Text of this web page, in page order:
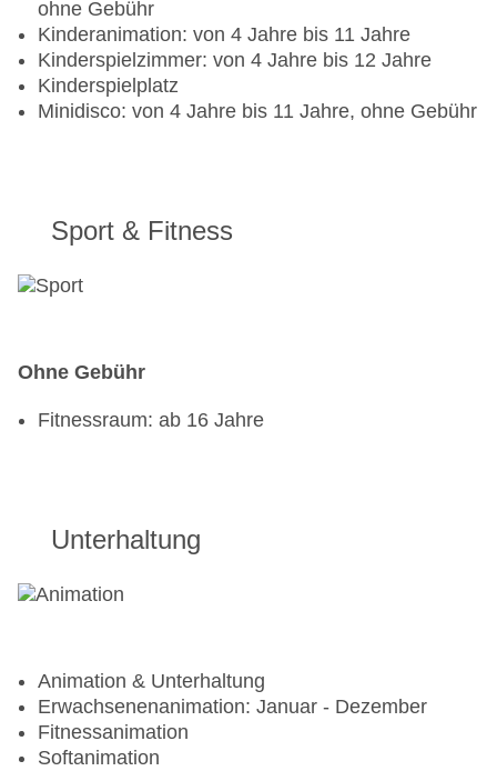
Kleidung erwünscht
Spezialitätenrestaurant „STROMBOLI
RISTORANTE“: Küche: italienisch, Kindermenü,
lactosefreie Gerichte, vegetarische Gerichte, à la
carte, klimatisierbar, angemessene Kleidung
vegetarische Gerichte, à la carte, klimatisierbar,
Bars & mehr: 4
BAR“
Café „MIKE'S COFFEE“
ohne Gebühr
Kinderanimation: von 4 Jahre bis 11 Jahre
Kinderspielzimmer: von 4 Jahre bis 12 Jahre
Kinderspielplatz
Minidisco: von 4 Jahre bis 11 Jahre, ohne Gebühr
Sport & Fitness
Ohne Gebühr
Fitnessraum: ab 16 Jahre
Unterhaltung
Animation & Unterhaltung
Erwachsenenanimation: Januar - Dezember
Fitnessanimation
Softanimation